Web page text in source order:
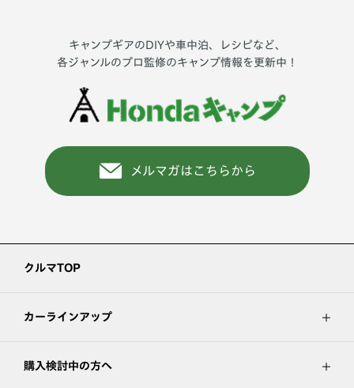
キャンプギアのDIYや車中泊、レシピなど、
各ジャンルのプロ監修のキャンプ情報を更新中！
メルマガはこちらから
クルマTOP
カーラインアップ
購入検討中の方へ